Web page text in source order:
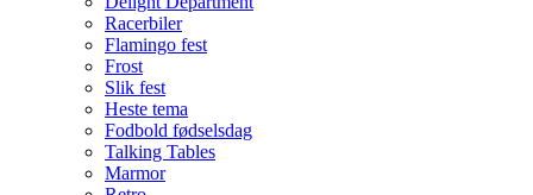
Racerbiler
Flamingo fest
Frost
Slik fest
Heste tema
Fodbold fødselsdag
Talking Tables
Marmor